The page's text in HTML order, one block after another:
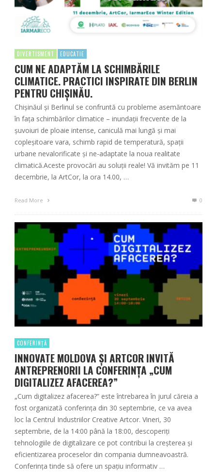
DIVERTISMENT EDUCATIE
CUM NE ADAPTĂM LA SCHIMBĂRILE
CLIMATICE. PRACTICI INSPIRATE DIN BERLIN
PENTRU CHIȘINĂU.
Chișinăul și Berlinul se confruntă cu probleme asemăntoare
în fața schimbărilor climatice – inundații frecvente de la
șuvoiuri de ploaie intense, caniculă mai lungă și mai
copleșitoare vara, schimb rapid de temperatură, spații
urbane nevalorificate și ne-adaptate la noua realitate
climatică.Aceste provocări au soluții reale! Vă invităm pe 11
decembrie, la ArtCor, la ora 14.00, …
Read More 0
CONFERINȚĂ
INNOVATE MOLDOVA ȘI ARTCOR INVITĂ
ANTREPRENORII LA CONFERINȚA „CUM
DIGITALIZEZ AFACEREA?”
„Cum digitalizez afacerea?” este întrebarea în jurul căreia a
fost organizată conferința din 30 septembrie, ce va avea
loc la Centrul Industriilor Creative Artcor. Vineri, 30
septembrie, de la 14:00 până la 18:00, descoperiți
tehnologiile de digitalizare ce pot contribui la creșterea și
eficientizarea proceselor din compania dumneavoastră.
Conferința tinde să ofere un spațiu informativ …